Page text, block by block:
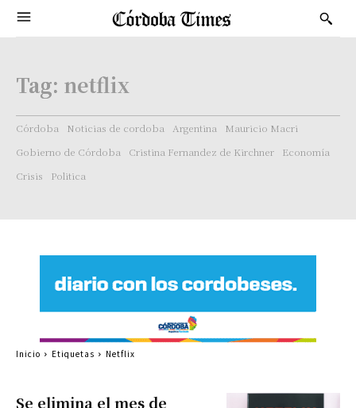
Tag: netflix
Córdoba Noticias de cordoba Argentina
Mauricio Macri
Gobierno de Córdoba
Cristina Fernandez de Kirchner
Economía
Crisis
Politica
Se elimina el mes de
Inicio Etiquetas Netflix